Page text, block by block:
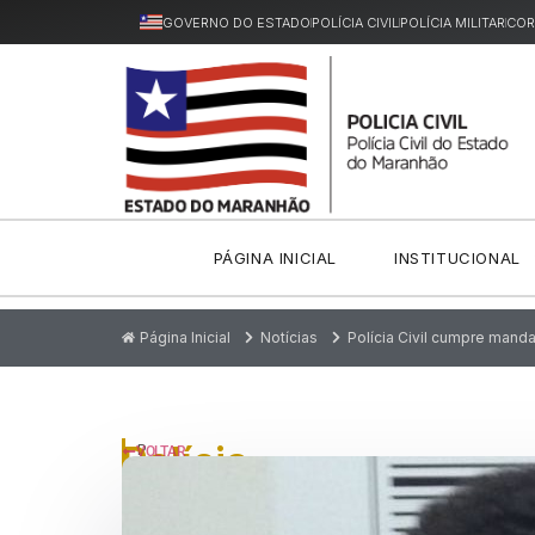
GOVERNO DO ESTADOPOLÍCIA CIVILPOLÍCIA MILITAR
PÁGINA INICIAL INSTITUCIONAL
Página Inicial Notícias Polícia Civil cumpre
P
Polícia
VOLTAR